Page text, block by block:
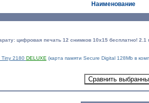
Наименование
цифровая печать 12 снимков 10х15 бесплатно!
Tiny 2180 DELUXE (карта памяти Secure Digital 128Mb в